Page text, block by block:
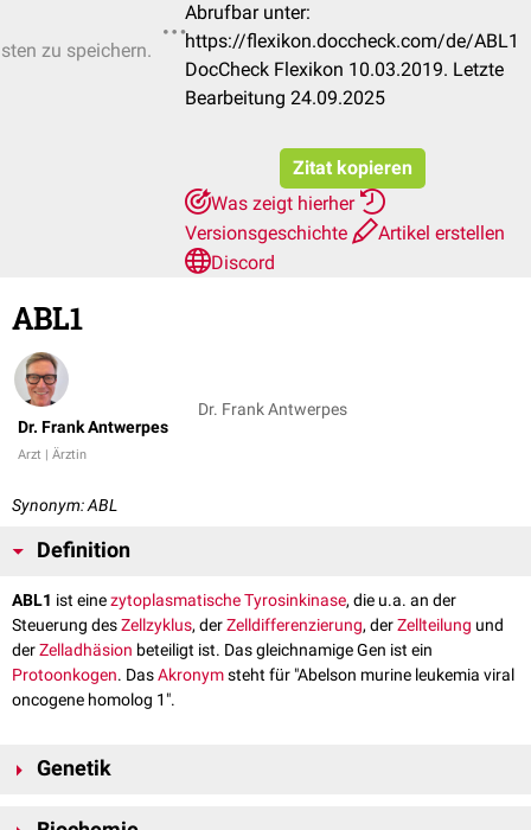
zu speichern.
Abrufbar unter:
https://flexikon.doccheck.com/de/ABL1
DocCheck Flexikon 10.03.2019. Letzte
Bearbeitung 24.09.2025
Zitat kopieren
Was zeigt hierher
Versionsgeschichte
Artikel erstellen
Discord
ABL1
Dr. Frank Antwerpes
Arzt | Ärztin
Dr. Frank Antwerpes
Synonym: ABL
Definition
ABL1 ist einezytoplasmatischeTyrosinkinase, die u.a. an der
Steuerung desZellzyklus, derZelldifferenzierung, derZellteilung und
derZelladhäsion beteiligt ist. Das gleichnamige Gen ist ein
Protoonkogen. DasAkronymsteht für "Abelson murine leukemia viral
oncogene homolog 1".
Genetik